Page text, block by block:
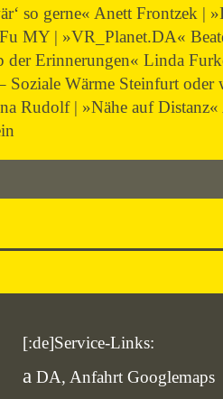
so gerne« Anett Frontzek |
MY | »VR_Planet.DA«
der Erinnerungen« Linda
Soziale Wärme Steinfurt oder
Rudolf | »Nähe auf Distanz«
[:de]Service-Links:
DA, Anfahrt Googlemaps